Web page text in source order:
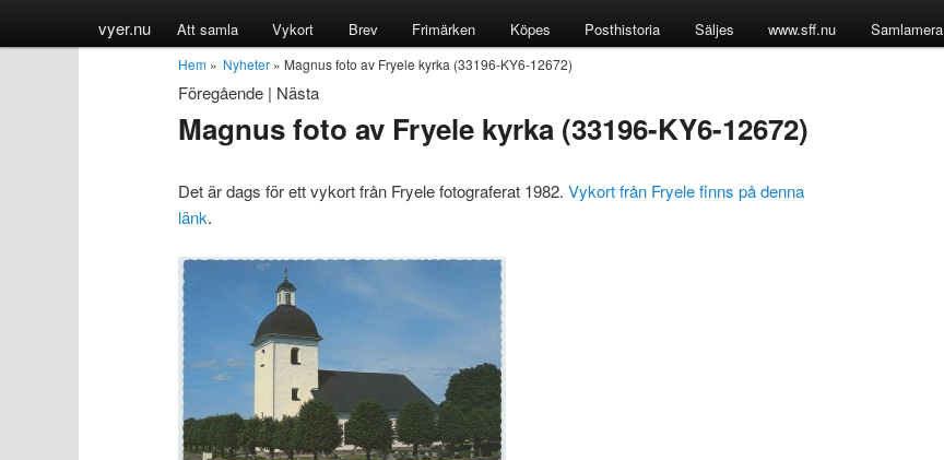
vyer.nu Att samla Vykort Brev Frimärken Köpes Posthistoria Säljes www.sff.nu Samlamera
Hem » Nyheter » Magnus foto av Fryele kyrka (33196-KY6-12672)
Föregående | Nästa
Magnus foto av Fryele kyrka (33196-KY6-12672)
Det är dags för ett vykort från Fryele fotograferat 1982. Vykort från Fryele finns på denna
länk.